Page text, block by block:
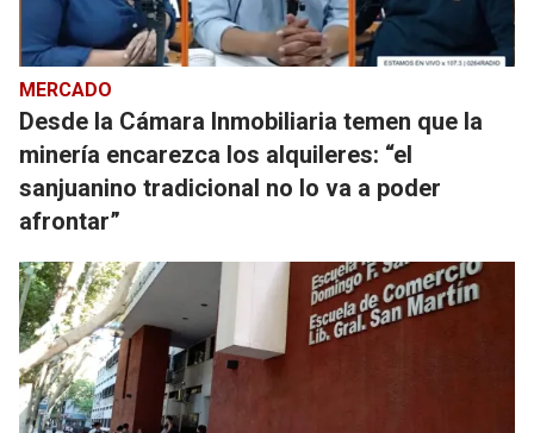
MERCADO
Desde la Cámara Inmobiliaria temen que la
minería encarezca los alquileres: “el
sanjuanino tradicional no lo va a poder
afrontar”